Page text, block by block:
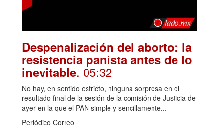
Despenalización del aborto: la
resistencia panista antes de lo
inevitable. 05:32
No hay, en sentido estricto, ninguna sorpresa en el
resultado final de la sesión de la comisión de Justicia de
ayer en la que el PAN simple y sencillamente...
Periódico Correo